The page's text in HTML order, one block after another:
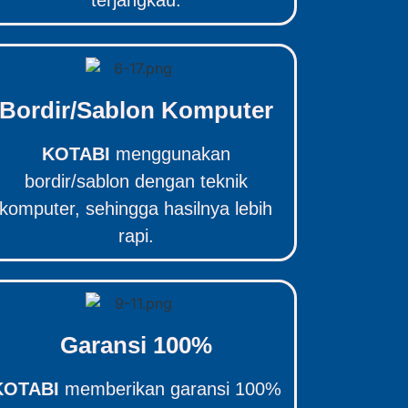
Sablon Komputer
KOTABI menggunakan
bordir/sablon dengan teknik
komputer, sehingga hasilnya lebih
rapi.
Garansi 100%
memberikan garansi 100%